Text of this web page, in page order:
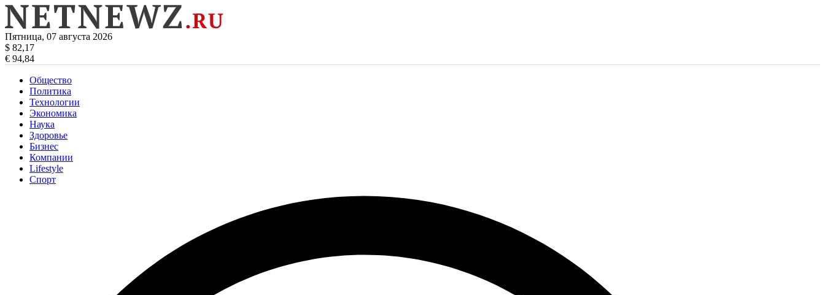
Пятница, 07 августа 2026
$ 82,17
€ 94,84
Общество
Политика
Технологии
Экономика
Наука
Здоровье
Бизнес
Компании
Lifestyle
Спорт